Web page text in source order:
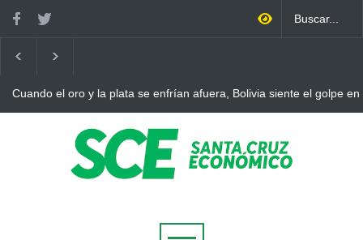
Cuando el oro y la plata se enfrían afuera, Bolivia siente el golpe en